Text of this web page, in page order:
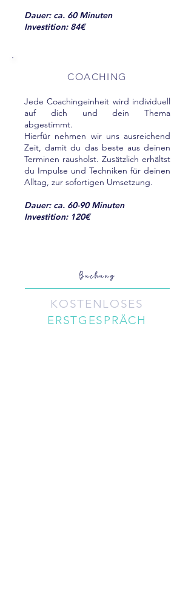
Dauer: ca. 60 Minuten
Investition: 84€
COACHING
Jede Coachingeinheit wird individuell
auf dich und dein Thema
abgestimmt.
Hierfür nehmen wir uns ausreichend
Zeit, damit du das beste aus deinen
Terminen rausholst. Zusätzlich erhältst
du Impulse und Techniken für deinen
Alltag, zur sofortigen Umsetzung.
Dauer: ca. 60-90 Minuten
Investition: 120€
Buchung
KOSTENLOSES
ERSTGESPRÄCH